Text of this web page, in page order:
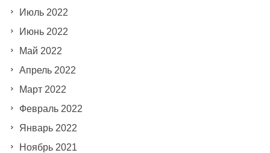
Июль 2022
Июнь 2022
Май 2022
Апрель 2022
Март 2022
Февраль 2022
Январь 2022
Ноябрь 2021